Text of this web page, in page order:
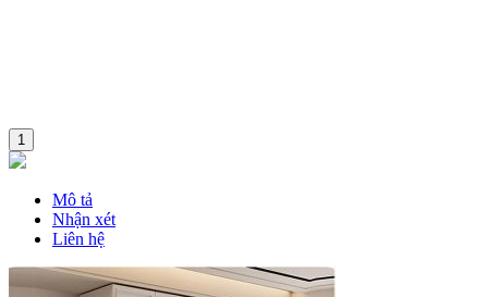
1
Mô tả
Nhận xét
Liên hệ